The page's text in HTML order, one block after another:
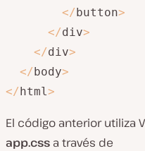
</button>
</div>
</div>
</body>
</html >
El código anterior utiliza
app.css a través de